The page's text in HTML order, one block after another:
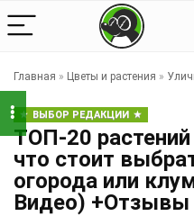
Главная » Цветы и растения »
ВЫБОР РЕДАКЦИИ
ТОП-20
что стоит
огорода или
Видео) +Отзывы